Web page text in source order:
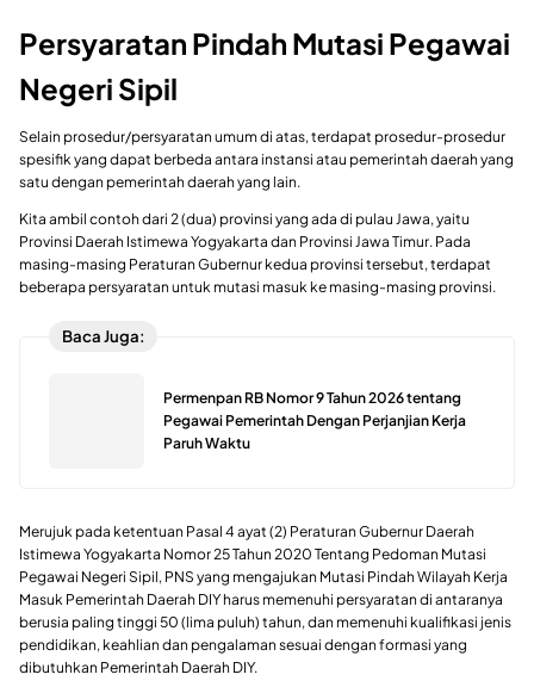
Persyaratan Pindah Mutasi Pegawai
Negeri Sipil
Selain prosedur/persyaratan umum di atas, terdapat prosedur-prosedur
spesifik yang dapat berbeda antara instansi atau pemerintah daerah yang
satu dengan pemerintah daerah yang lain.
Kita ambil contoh dari 2 (dua) provinsi yang ada di pulau Jawa, yaitu
Provinsi Daerah Istimewa Yogyakarta dan Provinsi Jawa Timur. Pada
masing-masing Peraturan Gubernur kedua provinsi tersebut, terdapat
beberapa persyaratan untuk mutasi masuk ke masing-masing provinsi.
Baca Juga:
Permenpan RB Nomor 9 Tahun 2026 tentang
Pegawai Pemerintah Dengan Perjanjian Kerja
Paruh Waktu
Merujuk pada ketentuan Pasal 4 ayat (2) Peraturan Gubernur Daerah
Istimewa Yogyakarta Nomor 25 Tahun 2020 Tentang Pedoman Mutasi
Pegawai Negeri Sipil, PNS yang mengajukan Mutasi Pindah Wilayah Kerja
Masuk Pemerintah Daerah DIY harus memenuhi persyaratan di antaranya
berusia paling tinggi 50 (lima puluh) tahun, dan memenuhi kualifikasi jenis
pendidikan, keahlian dan pengalaman sesuai dengan formasi yang
dibutuhkan Pemerintah Daerah DIY.